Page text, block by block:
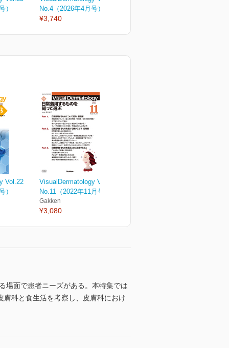
）
No.4（2026年4月号）
¥3,740
Vol.22
）
VisualDermatology Vol.21
No.11（2022年11月号）
Gakken
¥3,080
場面で患者ニーズがある。本特集では
科と食生活を考察し、皮膚科におけ